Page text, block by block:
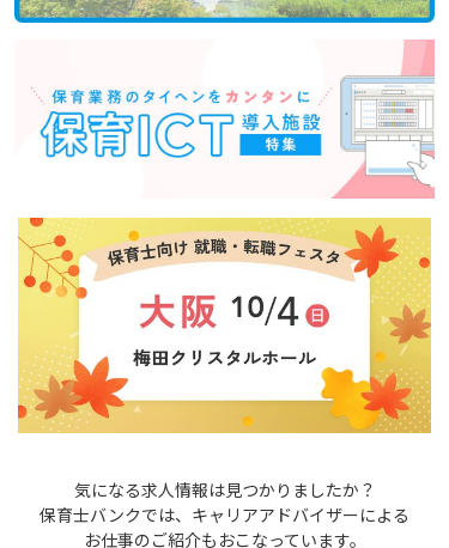
気になる求人情報は見つかりましたか？
保育士バンクでは、キャリアアドバイザーによる
お仕事のご紹介もおこなっています。